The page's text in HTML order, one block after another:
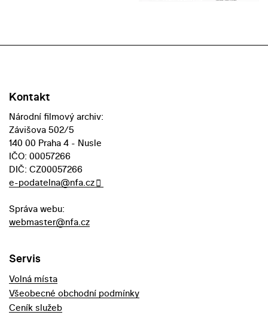
Kontakt
Národní filmový archiv:
Závišova 502/5
140 00 Praha 4 - Nusle
IČO: 00057266
DIČ: CZ00057266
e-podatelna@nfa.cz
Správa webu:
webmaster@nfa.cz
Servis
Volná místa
Všeobecné obchodní podmínky
Ceník služeb